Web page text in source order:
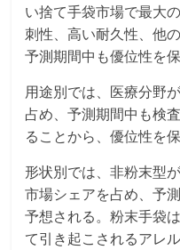
い捨て手袋市場で最大
刺性、高い耐久性、他
予測期間中も優位性を
用途別では、医療分野
占め、予測期間中も検
ることから、優位性を
形状別では、非粉末型
市場シェアを占め、予
予想される。粉末手袋
て引き起こされるアレ